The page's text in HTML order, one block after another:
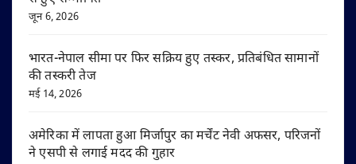
जून 6, 2026
भारत-नेपाल सीमा पर फिर सक्रिय हुए तस्कर, प्रतिबंधित सामानों
की तस्करी तेज
मई 14, 2026
अमेरिका में लापता हुआ मिर्जापुर का मर्चेंट नेवी अफसर, परिजनों
ने एसपी से लगाई मदद की गुहार